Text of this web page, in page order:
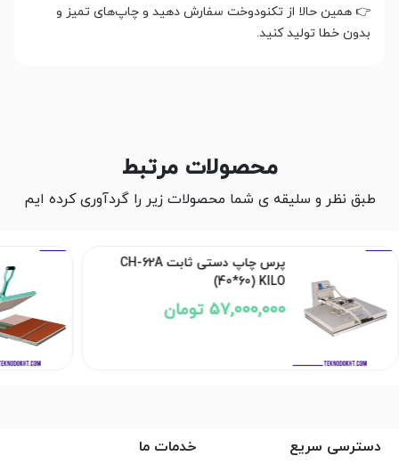
👉 همین حالا از تکنودوخت سفارش دهید و چاپ‌های تمیز و
بدون خطا تولید کنید.
محصولات مرتبط
طبق نظر و سلیقه ی شما محصولات زیر را گردآوری کرده ایم
پرس چاپ دستی ثابت CH-62A
(40*60) KILO
57,000,000 تومان
دسترسی سریع خدمات ما